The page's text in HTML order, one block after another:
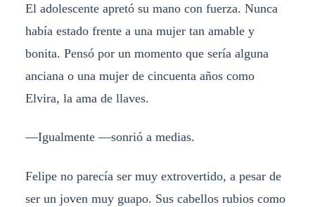
El adolescente apretó su mano con fuerza. Nunca
había estado frente a una mujer tan amable y
bonita. Pensó por un momento que sería alguna
anciana o una mujer de cincuenta años como
Elvira, la ama de llaves.
—Igualmente —sonrió a medias.
Felipe no parecía ser muy extrovertido, a pesar de
ser un joven muy guapo. Sus cabellos rubios como